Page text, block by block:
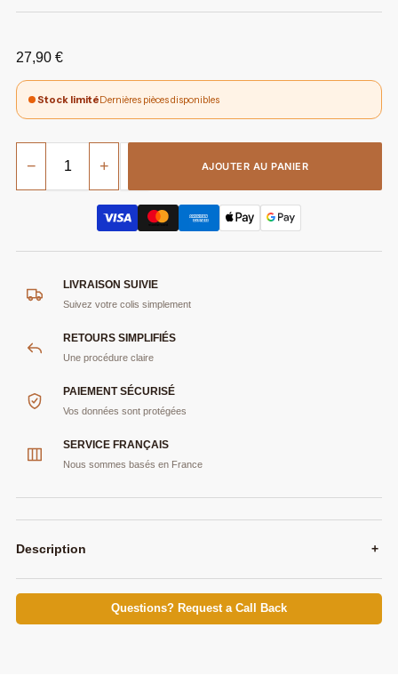
27,90 €
Stock limitéDernières pièces disponibles
− + AJOUTER AU PANIER
LIVRAISON SUIVIE
Suivez votre colis simplement
RETOURS SIMPLIFIÉS
Une procédure claire
PAIEMENT SÉCURISÉ
Vos données sont protégées
SERVICE FRANÇAIS
Nous sommes basés en France
Description +
Questions? Request a Call Back